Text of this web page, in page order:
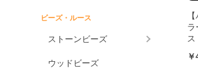
ビーズ・ルース
ストーンビーズ
ウッドビーズ
ラ
ス